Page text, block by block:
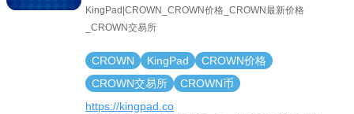
KingPad|CROWN_CROWN价格_CROWN最新价格
_CROWN交易所
CROWN KingPad
CROWN价格
CROWN交易所
CROWN币
https://kingpad.co